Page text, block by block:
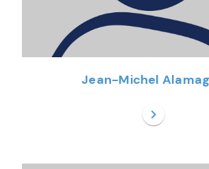
Jean-Michel
chevron_right